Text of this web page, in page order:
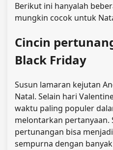
Berikut ini hanyalah
mungkin cocok untuk
Cincin
Black Friday
Susun lamaran kejutan
Natal. Selain hari
waktu paling populer
melontarkan pertanyaan.
pertunangan bisa
sempurna dengan